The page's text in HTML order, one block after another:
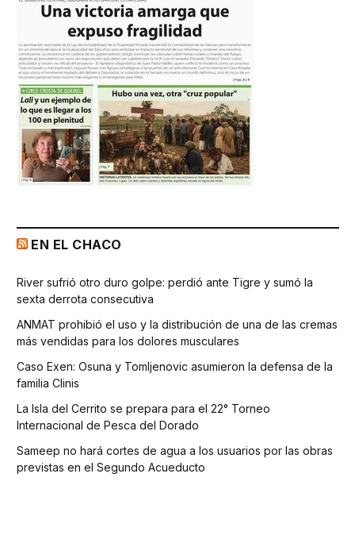
EN EL CHACO
River sufrió otro duro golpe: perdió ante Tigre y sumó la
sexta derrota consecutiva
ANMAT prohibió el uso y la distribución de una de las cremas
más vendidas para los dolores musculares
Caso Exen: Osuna y Tomljenovic asumieron la defensa de la
familia Clinis
La Isla del Cerrito se prepara para el 22° Torneo
Internacional de Pesca del Dorado
Sameep no hará cortes de agua a los usuarios por las obras
previstas en el Segundo Acueducto